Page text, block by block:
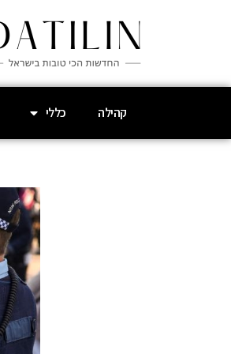
קהילה כללי